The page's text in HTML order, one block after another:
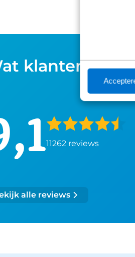
klanten over
11262 reviews
alle reviews